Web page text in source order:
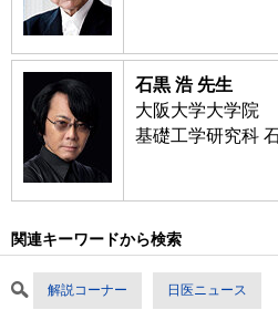
石黒 浩 先生
大阪大学大学院
基礎工学研究科
関連キーワードから検索
解説コーナー 日医ニュース